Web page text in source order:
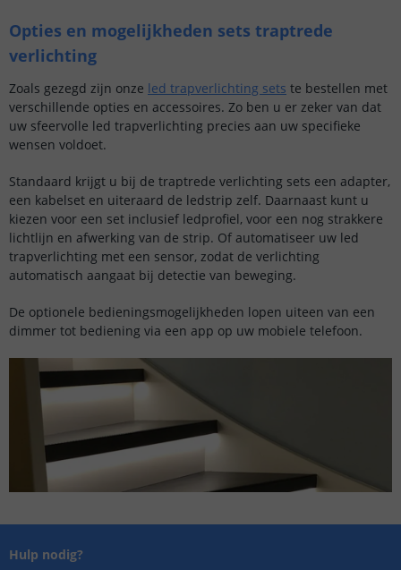
Opties en mogelijkheden sets traptrede
verlichting
Zoals gezegd zijn onze led trapverlichting sets te bestellen met
verschillende opties en accessoires. Zo ben u er zeker van dat
uw sfeervolle led trapverlichting precies aan uw specifieke
wensen voldoet.
Standaard krijgt u bij de traptrede verlichting sets een adapter,
een kabelset en uiteraard de ledstrip zelf. Daarnaast kunt u
kiezen voor een set inclusief ledprofiel, voor een nog strakkere
lichtlijn en afwerking van de strip. Of automatiseer uw led
trapverlichting met een sensor, zodat de verlichting
automatisch aangaat bij detectie van beweging.
De optionele bedieningsmogelijkheden lopen uiteen van een
dimmer tot bediening via een app op uw mobiele telefoon.
Hulp nodig?